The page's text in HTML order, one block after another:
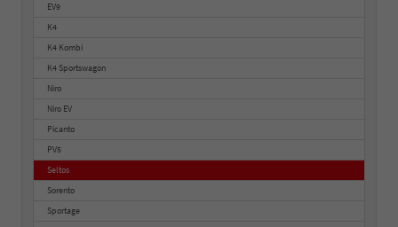
EV9
K4
K4 Kombi
K4 Sportswagon
Niro
Niro EV
Picanto
PV5
Seltos
Sorento
Sportage